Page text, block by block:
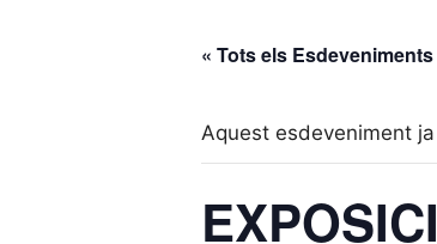
« Tots els Esdeveniments
Aquest esdeveniment